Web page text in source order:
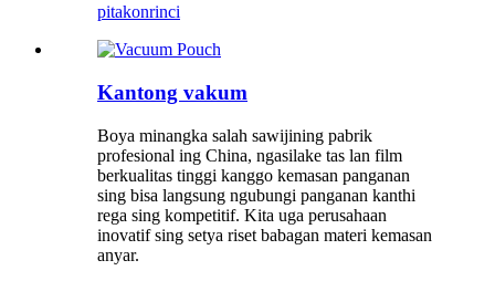
pitakonrinci
Kantong vakum
Boya minangka salah sawijining pabrik
profesional ing China, ngasilake tas lan film
berkualitas tinggi kanggo kemasan panganan
sing bisa langsung ngubungi panganan kanthi
rega sing kompetitif. Kita uga perusahaan
inovatif sing setya riset babagan materi kemasan
anyar.